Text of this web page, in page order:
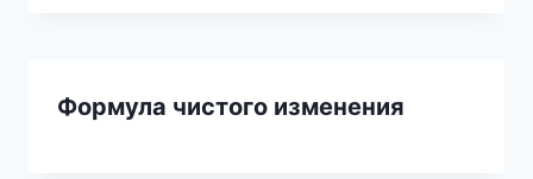
Формула чистого изменения